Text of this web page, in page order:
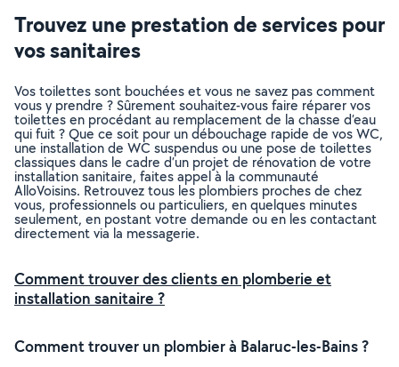
Trouvez une prestation de services pour
vos sanitaires
Vos toilettes sont bouchées et vous ne savez pas comment
vous y prendre ? Sûrement souhaitez-vous faire réparer vos
toilettes en procédant au remplacement de la chasse d’eau
qui fuit ? Que ce soit pour un débouchage rapide de vos WC,
une installation de WC suspendus ou une pose de toilettes
classiques dans le cadre d’un projet de rénovation de votre
installation sanitaire, faites appel à la communauté
AlloVoisins. Retrouvez tous les plombiers proches de chez
vous, professionnels ou particuliers, en quelques minutes
seulement, en postant votre demande ou en les contactant
directement via la messagerie.
Comment trouver des clients en plomberie et
installation sanitaire ?
Comment trouver un plombier à Balaruc-les-Bains ?